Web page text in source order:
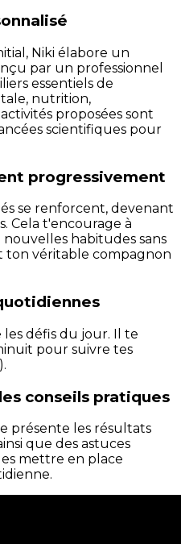
Niki élabore un
par un professionnel
essentiels de
nutrition,
proposées sont
scientifiques pour
progressivement
se renforcent, devenant
Cela t'encourage à
habitudes sans
ton véritable compagnon
les défis du jour. Il te
pour suivre tes
conseils pratiques
présente les résultats
que des astuces
mettre en place